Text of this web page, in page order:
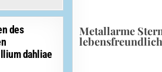
des
dahliae
Metallarme